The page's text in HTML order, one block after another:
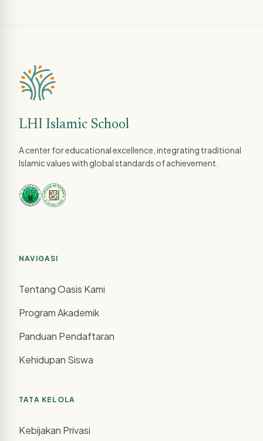
LHI Islamic School
A center for educational excellence, integrating traditional
Islamic values with global standards of achievement.
NAVIGASI
Tentang Oasis Kami
Program Akademik
Panduan Pendaftaran
Kehidupan Siswa
TATA KELOLA
Kebijakan Privasi